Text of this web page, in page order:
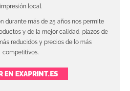
impresión local.
durante más de 25 años nos permite
y de la mejor calidad, plazos de
reducidos y precios de lo más
competitivos.
EN EXAPRINT.ES